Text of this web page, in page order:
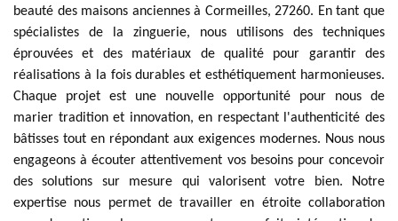
beauté des maisons anciennes à Cormeilles, 27260. En tant que
spécialistes de la zinguerie, nous utilisons des techniques
éprouvées et des matériaux de qualité pour garantir des
réalisations à la fois durables et esthétiquement harmonieuses.
Chaque projet est une nouvelle opportunité pour nous de
marier tradition et innovation, en respectant l'authenticité des
bâtisses tout en répondant aux exigences modernes. Nous nous
engageons à écouter attentivement vos besoins pour concevoir
des solutions sur mesure qui valorisent votre bien. Notre
expertise nous permet de travailler en étroite collaboration